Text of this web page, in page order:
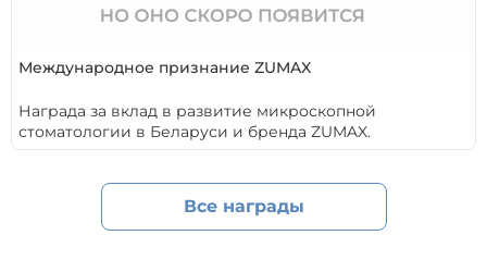
Международное признание ZUMAX
Награда за вклад в развитие микроскопной
стоматологии в Беларуси и бренда ZUMAX.
Все награды